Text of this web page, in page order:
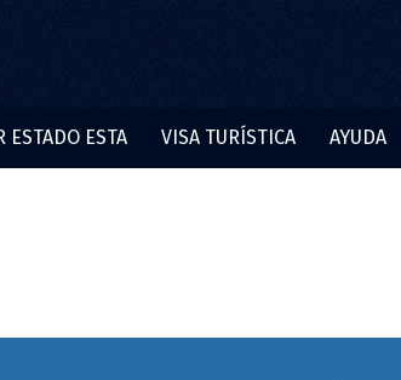
ESTADO ESTA VISA TURÍSTICA AYUDA